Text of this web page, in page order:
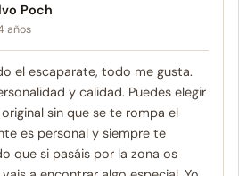
Poch
años
el escaparate, todo me gusta.
y calidad. Puedes elegir
sin que se te rompa el
es personal y siempre te
que si pasáis por la zona os